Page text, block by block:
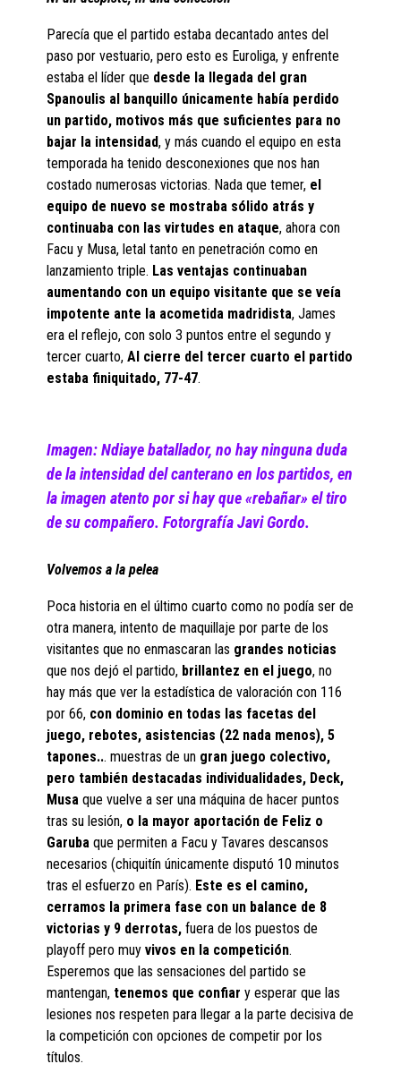
Parecía que el partido estaba decantado antes del
paso por vestuario, pero esto es Euroliga, y enfrente
estaba el líder que desde la llegada del gran
Spanoulis al banquillo únicamente había perdido
un partido, motivos más que suficientes para no
bajar la intensidad, y más cuando el equipo en esta
temporada ha tenido desconexiones que nos han
costado numerosas victorias. Nada que temer, el
equipo de nuevo se mostraba sólido atrás y
continuaba con las virtudes en ataque, ahora con
Facu y Musa, letal tanto en penetración como en
lanzamiento triple. Las ventajas continuaban
aumentando con un equipo visitante que se veía
impotente ante la acometida madridista, James
era el reflejo, con solo 3 puntos entre el segundo y
tercer cuarto,Al cierre del tercer cuarto el partido
estaba finiquitado, 77-47.
Imagen: Ndiaye batallador, no hay ninguna duda
de la intensidad del canterano en los partidos, en
la imagen atento por si hay que «rebañar» el tiro
de su compañero. Fotorgrafía Javi Gordo.
Volvemos a la pelea
Poca historia en el último cuarto como no podía ser de
otra manera, intento de maquillaje por parte de los
visitantes que no enmascaran las grandes noticias
que nos dejó el partido, brillantez en el juego, no
hay más que ver la estadística de valoración con 116
por 66, con dominio en todas las facetas del
juego, rebotes, asistencias (22 nada menos), 5
tapones... muestras de un gran juego colectivo,
pero también destacadas individualidades, Deck,
Musaque vuelve a ser una máquina de hacer puntos
tras su lesión, o la mayor aportación de Feliz o
Garubaque permiten a Facu y Tavares descansos
necesarios (chiquitín únicamente disputó 10 minutos
tras el esfuerzo en París). Este es el camino,
cerramos la primera fase con un balance de 8
victorias y 9 derrotas, fuera de los puestos de
playoff pero muyvivos en la competición.
Esperemos que las sensaciones del partido se
mantengan, tenemos que confiary esperar que las
lesiones nos respeten para llegar a la parte decisiva de
la competición con opciones de competir por los
títulos.